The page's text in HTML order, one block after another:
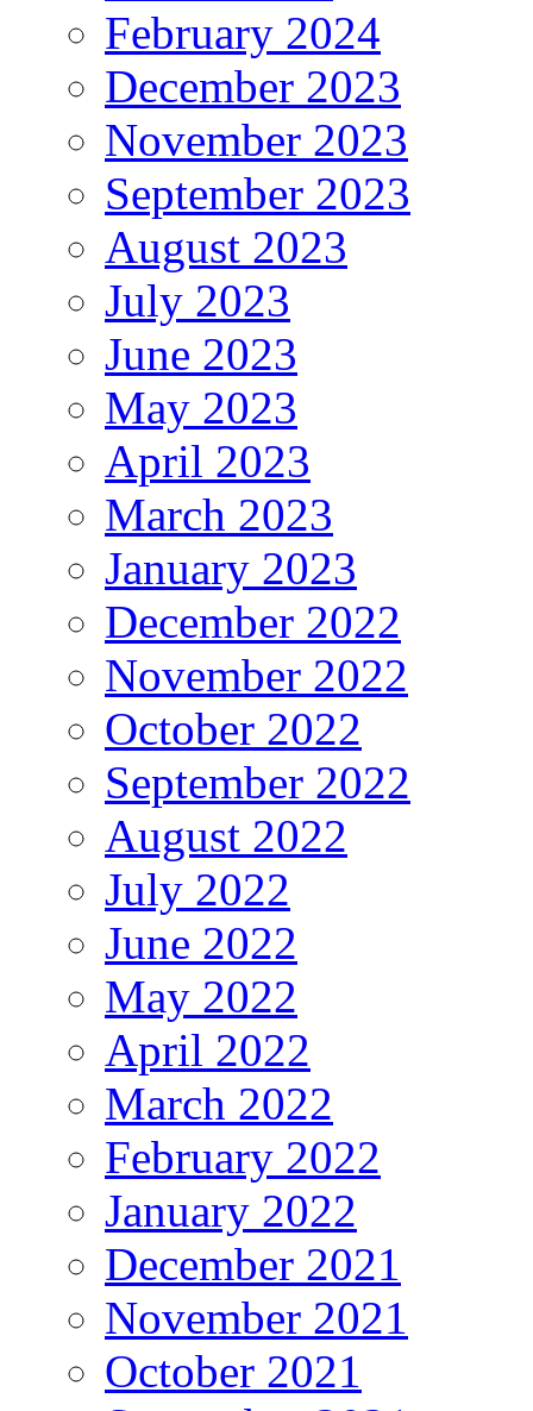
February 2024
December 2023
November 2023
September 2023
August 2023
July 2023
June 2023
May 2023
April 2023
March 2023
January 2023
December 2022
November 2022
October 2022
September 2022
August 2022
July 2022
June 2022
May 2022
April 2022
March 2022
February 2022
January 2022
December 2021
November 2021
October 2021